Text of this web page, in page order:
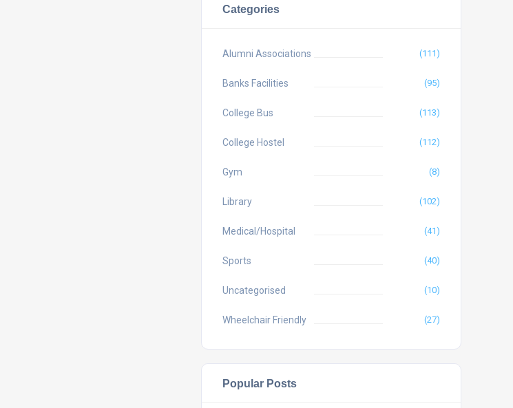
Categories
Alumni Associations (111)
Banks Facilities (95)
College Bus (113)
College Hostel (112)
Gym (8)
Library (102)
Medical/Hospital (41)
Sports (40)
Uncategorised (10)
Wheelchair Friendly (27)
Popular Posts